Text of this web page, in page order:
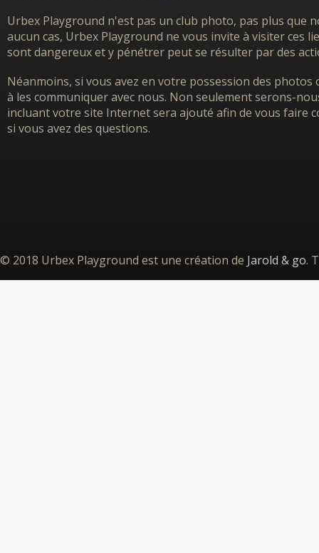
Urbex Playground n'est pas un club photo, pas plus que
aucun cas, Urbex Playground ne vous invite à visiter ces
sont dangereux et y pénétrer peut se résulter par des
Néanmoins, si vous avez en votre possession des
à les communiquer avec nous. Non seulement serons-
incluant votre site Internet sera ajouté afin de vous faire
si vous avez des questions.
© 2018 Urbex Playground est une création de Jarold & go.